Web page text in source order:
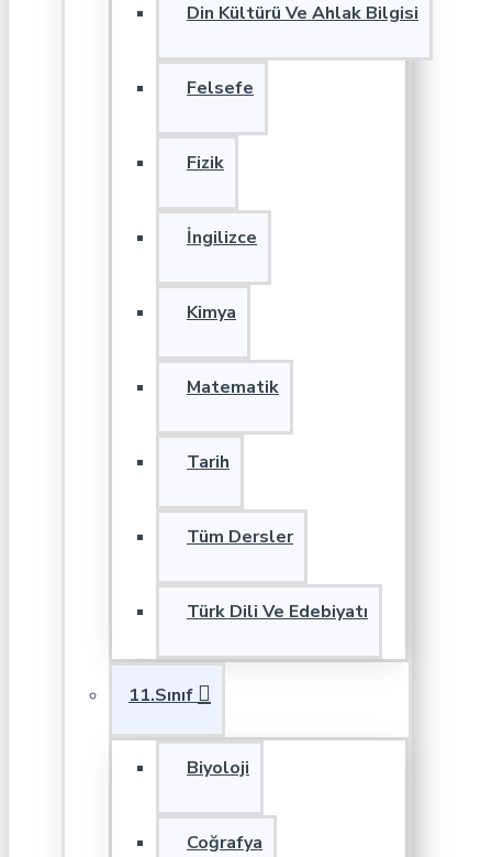
Din Kültürü Ve Ahlak Bilgisi
Felsefe
Fizik
İngilizce
Kimya
Matematik
Tarih
Tüm Dersler
Türk Dili Ve Edebiyatı
11.Sınıf
Biyoloji
Coğrafya